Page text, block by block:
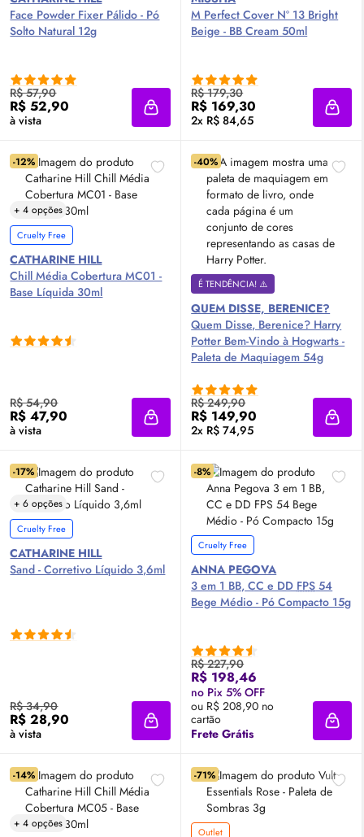
Face Powder Fixer Pálido - Pó
Solto Natural 12g
R$ 57,90
R$ 52,90
à vista Adicionar à sacola
M Perfect Cover Nº 13 Bright
Beige - BBCream 50ml
R$ 179,30
R$ 169,30
2x R$ 84,65
-12%
+ 4 opções
Cruelty Free
CATHARINE HILL
Chill Média Cobertura MC01 -
Base Líquida 30ml
R$ 54,90
R$ 47,90
à vista Adicionar à sacola
-40%
É TENDÊNCIA! ⚠️
QUEM DISSE, BERENICE?
Quem Disse, Berenice? Harry
Potter Bem-Vindo à Hogwarts -
Paleta de Maquiagem 54g
R$ 249,90
R$ 149,90
2x R$ 74,95
-17%
+ 6 opções
Cruelty Free
CATHARINE HILL
Sand - Corretivo Líquido 3,6ml
R$ 34,90
R$ 28,90
à vista Adicionar à sacola
-8%
Cruelty Free
ANNA PEGOVA
3 em 1 BB, CC e DD FPS 54
Bege Médio - Pó Compacto 15g
R$ 227,90
R$ 198,46
no Pix 5% OFF
ou R$ 208,90 no
cartão
Frete Grátis
-14%
+ 4 opções
-71%
Outlet